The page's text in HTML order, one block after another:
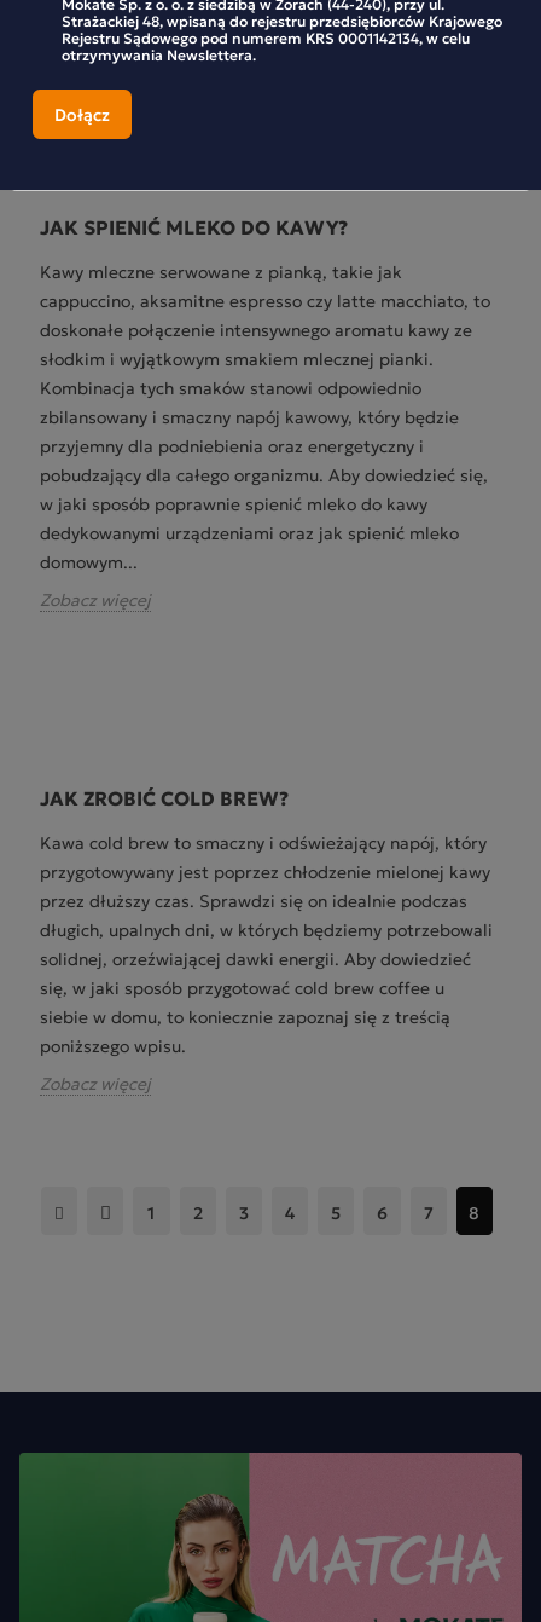
Zobacz więcej
JAK SPIENIĆ MLEKO DO KAWY?
Kawy mleczne serwowane z pianką, takie jak
cappuccino, aksamitne espresso czy latte macchiato, to
doskonałe połączenie intensywnego aromatu kawy ze
słodkim i wyjątkowym smakiem mlecznej pianki.
Kombinacja tych smaków stanowi odpowiednio
zbilansowany i smaczny napój kawowy, który będzie
przyjemny dla podniebienia oraz energetyczny i
pobudzający dla całego organizmu. Aby dowiedzieć się,
w jaki sposób poprawnie spienić mleko do kawy
dedykowanymi urządzeniami oraz jak spienić mleko
domowym...
Zobacz więcej
JAK ZROBIĆ COLD BREW?
Kawa cold brew to smaczny i odświeżający napój, który
przygotowywany jest poprzez chłodzenie mielonej kawy
przez dłuższy czas. Sprawdzi się on idealnie podczas
długich, upalnych dni, w których będziemy potrzebowali
solidnej, orzeźwiającej dawki energii. Aby dowiedzieć
się, w jaki sposób przygotować cold brew coffee u
siebie w domu, to koniecznie zapoznaj się z treścią
poniższego wpisu.
Zobacz więcej
1 2 3 4 5 6 7 8
Strażackiej 48, wpisaną do rejestru przedsiębiorców Krajowego
Rejestru Sądowego pod numerem KRS 0001142134, w celu
otrzymywania Newslettera.